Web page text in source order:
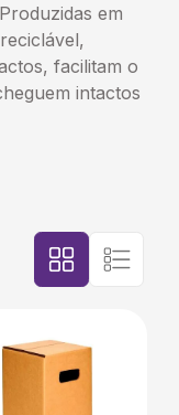
em
facilitam o
intactos
semente